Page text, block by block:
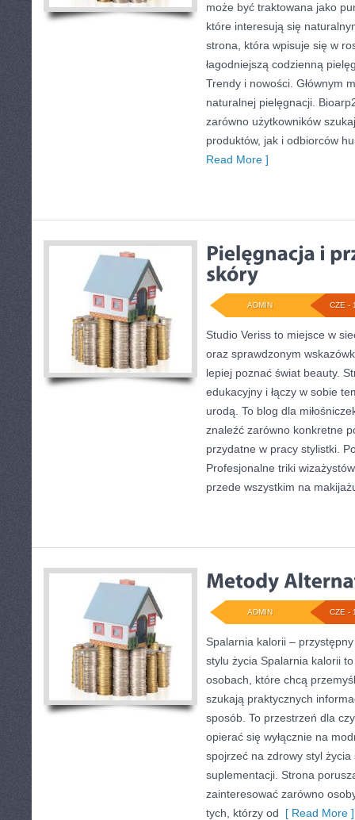
może być traktowana jako
które interesują się
strona, która wpisuje się w
łagodniejszą codzienną
Trendy i nowości. Głównym
naturalnej pielęgnacji.
zarówno użytkowników
produktów, jak i odbiorców
Read More ]
CZE -
ADMIN
Studio Veriss to miejsce w
oraz sprawdzonym
lepiej poznać świat beauty.
edukacyjny i łączy w sobie
urodą. To blog dla
znaleźć zarówno konkretne
przydatne w pracy stylistki.
Profesjonalne triki
przede wszystkim na
CZE -
ADMIN
Spalarnia kalorii –
stylu życia Spalarnia kalorii
osobach, które chcą
szukają praktycznych
sposób. To przestrzeń dla
opierać się wyłącznie na
spojrzeć na zdrowy styl
suplementacji. Strona
zainteresować zarówno
tych, którzy od [ Read More ]